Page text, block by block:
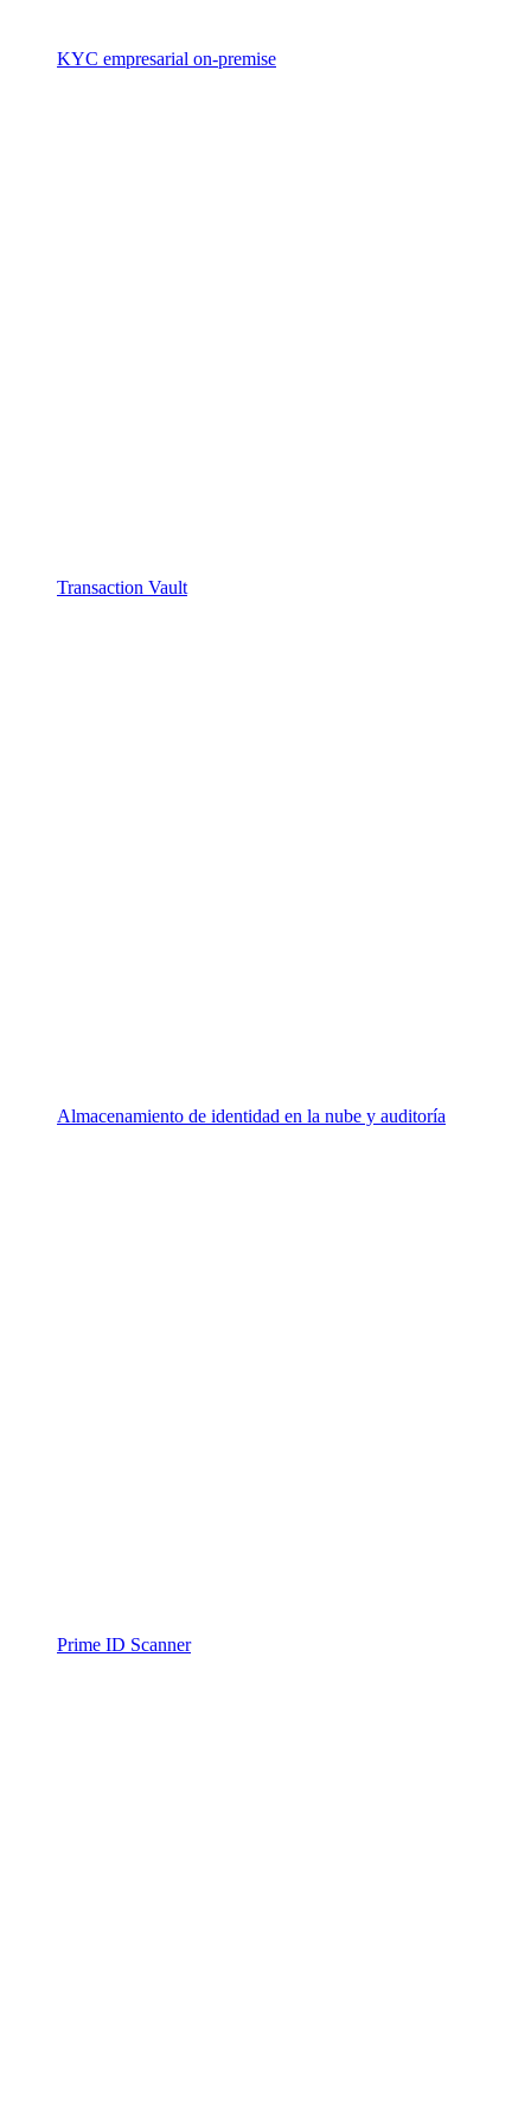
KYC empresarial on-premise
Transaction Vault
Almacenamiento de identidad en la nube y auditoría
Prime ID Scanner